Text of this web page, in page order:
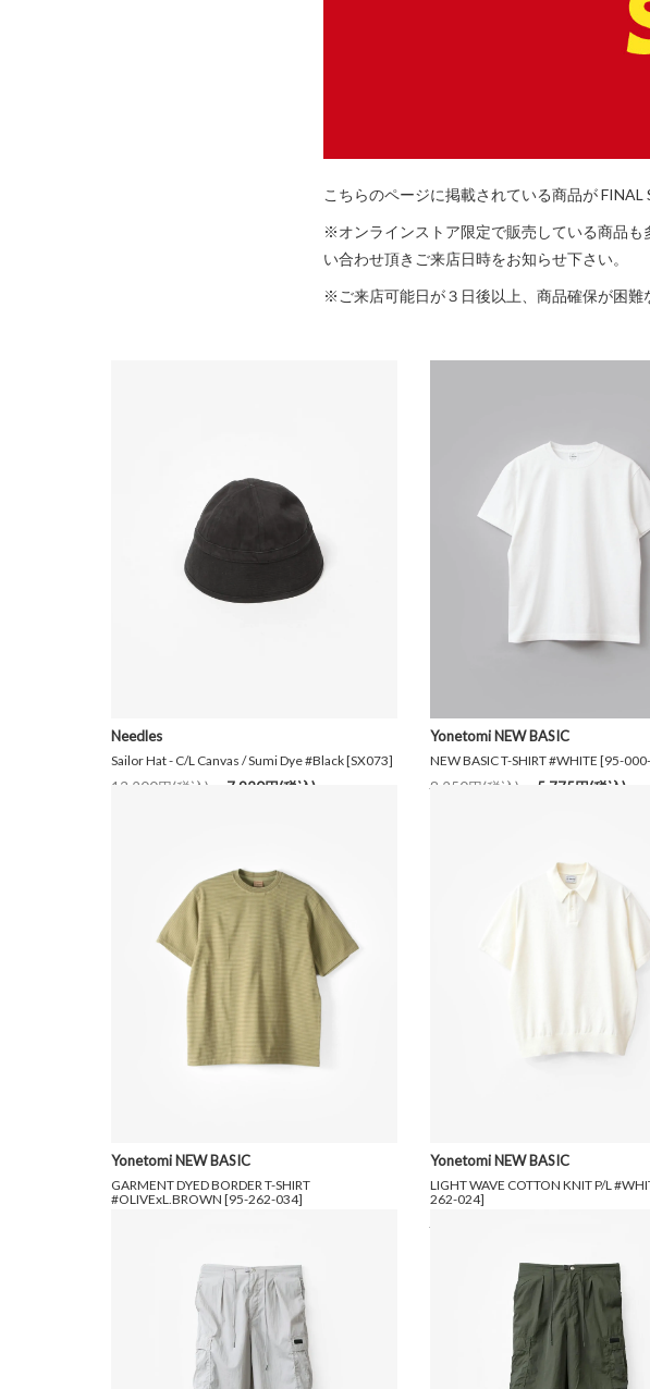
こちらのページに掲載されている商品が FINAL
※オンラインストア限定で販売している商品
い合わせ頂きご来店日時をお知らせ下さい。
※ご来店可能日が３日後以上、商品確保が困難
Needles
Sailor Hat - C/L Canvas / Sumi Dye #Black [SX073]
13,200円(税込) 7,920円(税込)
Yonetomi NEW BASIC
NEW BASIC T-SHIRT #WHITE [95-
8,250円(税込) 5,775円(税込)
Yonetomi NEW BASIC
GARMENT DYED BORDER T-SHIRT
#OLIVExL.BROWN [95-262-034]
Yonetomi NEW BASIC
LIGHT WAVE COTTON KNIT P/L
262-024]
22,000円(税込)